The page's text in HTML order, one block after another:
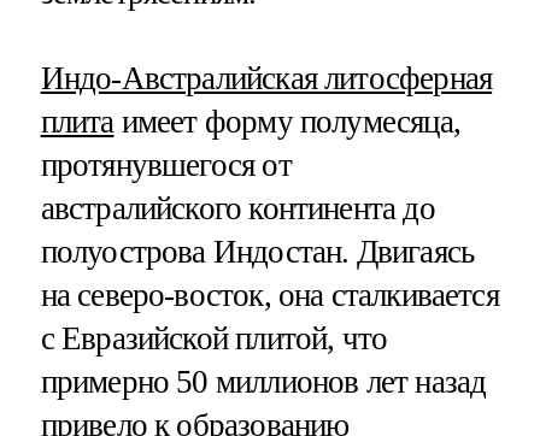
Индо-Австралийская литосферная
плитаимеет форму полумесяца,
протянувшегося от
австралийского континента до
полуострова Индостан. Двигаясь
на северо-восток, она сталкивается
с Евразийской плитой, что
примерно 50 миллионов лет назад
привело к образованию